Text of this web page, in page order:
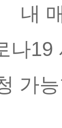
내
나19
가